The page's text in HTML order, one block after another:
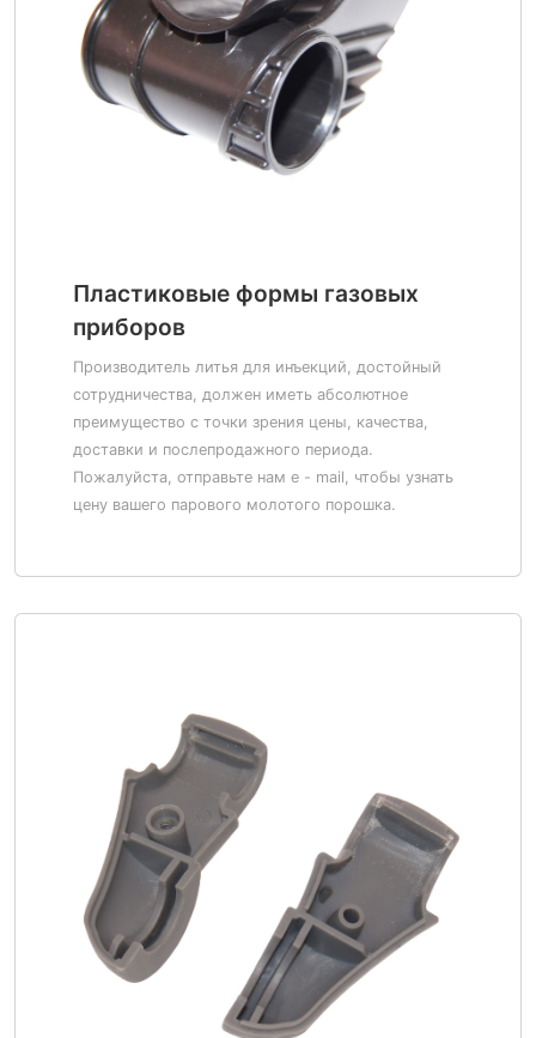
Пластиковые формы газовых
приборов
Производитель литья для инъекций, достойный
сотрудничества, должен иметь абсолютное
преимущество с точки зрения цены, качества,
доставки и послепродажного периода.
Пожалуйста, отправьте нам e - mail, чтобы узнать
цену вашего парового молотого порошка.